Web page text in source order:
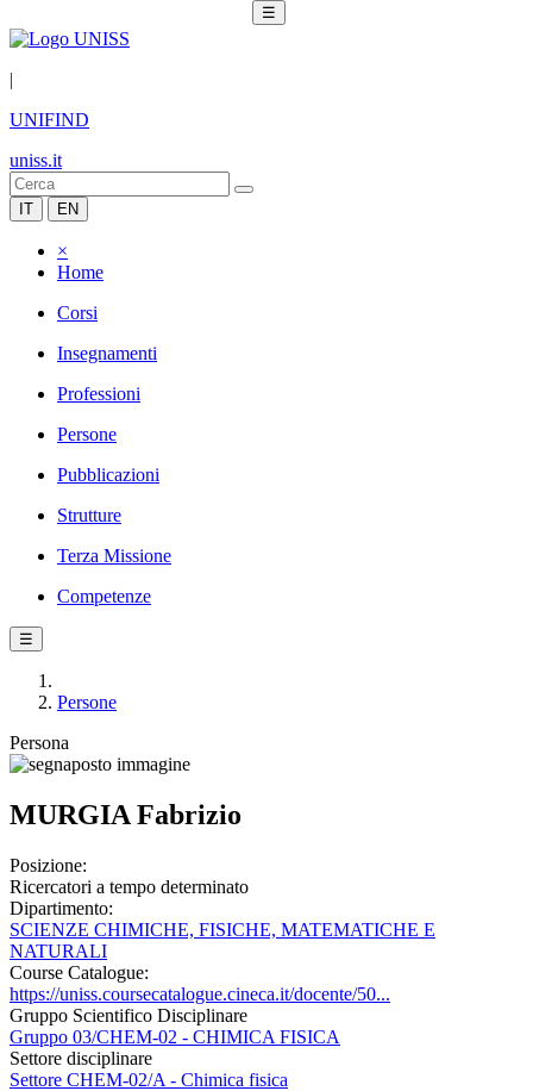
☰
|
UNIFIND
uniss.it
IT EN
×
Home
Corsi
Insegnamenti
Professioni
Persone
Pubblicazioni
Strutture
Terza Missione
Competenze
☰
Persone
Persona
MURGIA Fabrizio
Posizione:
Ricercatori a tempo determinato
Dipartimento:
SCIENZE CHIMICHE, FISICHE, MATEMATICHE E
NATURALI
Course Catalogue:
https://uniss.coursecatalogue.cineca.it/docente/50...
Gruppo Scientifico Disciplinare
Gruppo 03/CHEM-02 - CHIMICA FISICA
Settore disciplinare
Settore CHEM-02/A - Chimica fisica